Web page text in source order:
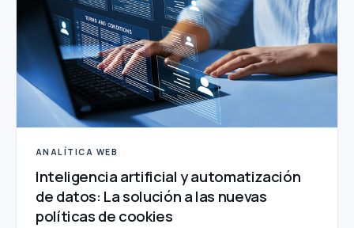
ANALÍTICA WEB
Inteligencia artificial y automatización
de datos: La solución a las nuevas
políticas de cookies